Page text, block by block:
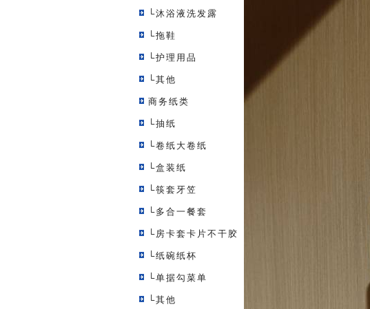
└沐浴液洗发露
└拖鞋
└护理用品
└其他
商务纸类
└抽纸
└卷纸大卷纸
└盒装纸
└筷套牙笠
└多合一餐套
└房卡套卡片不干胶
└纸碗纸杯
└单据勾菜单
└其他